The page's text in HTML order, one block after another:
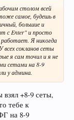
столом всей
самое, будешь в
большие и
с Enter" и просто
Я никогда
сокланов сеты
я сам точил и я не
сетами на 8-9
у админа.
+8-9 сеты,
тебе к
на 8-9